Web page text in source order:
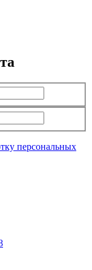
персональных